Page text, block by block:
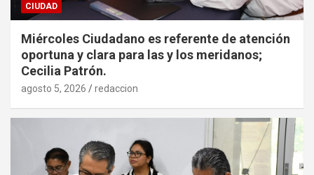
CIUDAD
Miércoles Ciudadano es referente de atención
oportuna y clara para las y los meridanos;
Cecilia Patrón.
agosto 5, 2026 redaccion